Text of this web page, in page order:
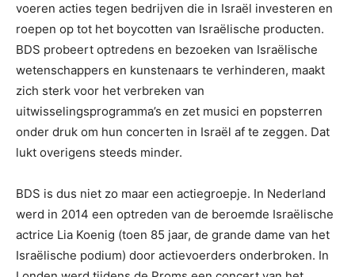
voeren acties tegen bedrijven die in Israël investeren en
roepen op tot het boycotten van Israëlische producten.
BDS probeert optredens en bezoeken van Israëlische
wetenschappers en kunstenaars te verhinderen, maakt
zich sterk voor het verbreken van
uitwisselingsprogramma’s en zet musici en popsterren
onder druk om hun concerten in Israël af te zeggen. Dat
lukt overigens steeds minder.
BDS is dus niet zo maar een actiegroepje. In Nederland
werd in 2014 een optreden van de beroemde Israëlische
actrice Lia Koenig (toen 85 jaar, de grande dame van het
Israëlische podium) door actievoerders onderbroken. In